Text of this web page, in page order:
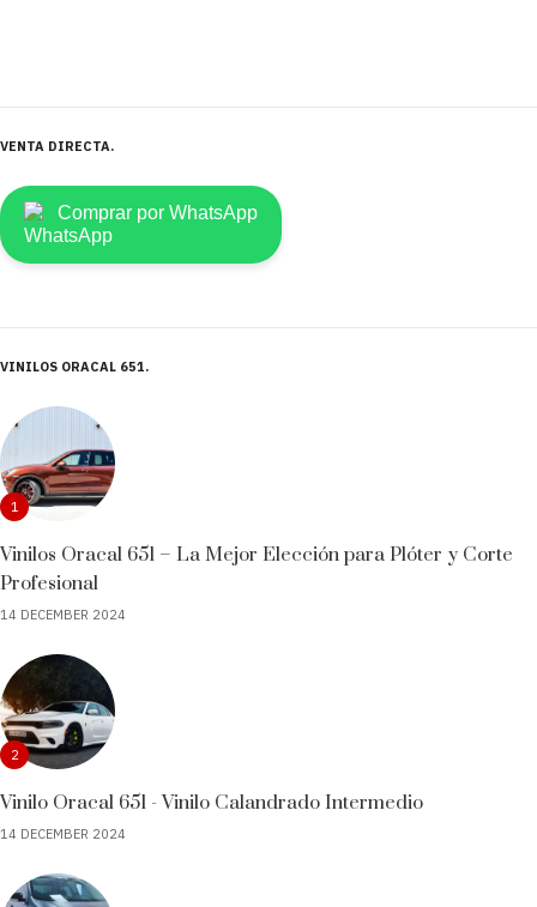
VENTA DIRECTA
Comprar por WhatsApp
VINILOS ORACAL 651
1
Vinilos Oracal 651 – La Mejor Elección para Plóter y Corte
Profesional
14 DECEMBER 2024
2
Vinilo Oracal 651 - Vinilo Calandrado Intermedio
14 DECEMBER 2024